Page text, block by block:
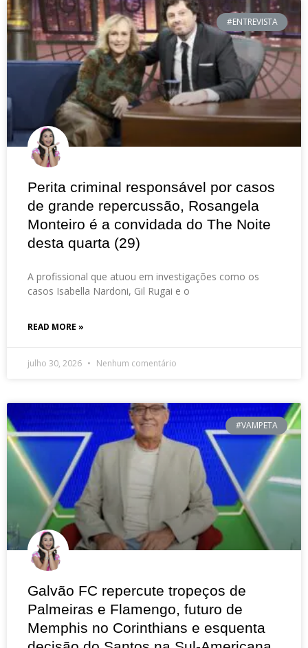
#ENTREVISTA
Perita criminal responsável por casos
de grande repercussão, Rosangela
Monteiro é a convidada do The Noite
desta quarta (29)
A profissional que atuou em investigações como os
casos Isabella Nardoni, Gil Rugai e o
READ MORE »
julho 30, 2026 Nenhum comentário
#VAMPETA
Galvão FC repercute tropeços de
Palmeiras e Flamengo, futuro de
Memphis no Corinthians e esquenta